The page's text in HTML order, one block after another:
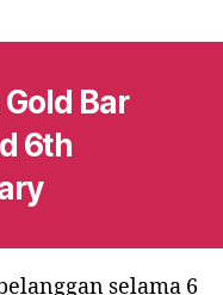
Bar
6th
selama 6